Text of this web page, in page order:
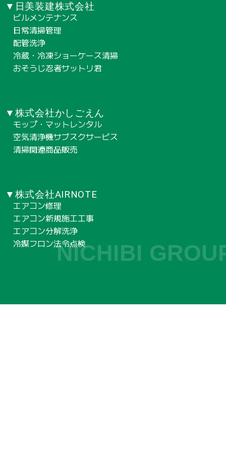
▼日美装建株式会社
ビルメンテナンス
日常清掃管理
配管洗浄
冷蔵・冷凍ショーケース清掃
おそうじ忍者サットリ君
▼株式会社かしごえん
モップ・マットレンタル
空気清浄機サブスクサービス
清掃関連商品販売
▼株式会社AIRNOTE
エアコン修理
エアコン新規施工工事
エアコン分解洗浄
冷媒フロン法令点検NICHIBI